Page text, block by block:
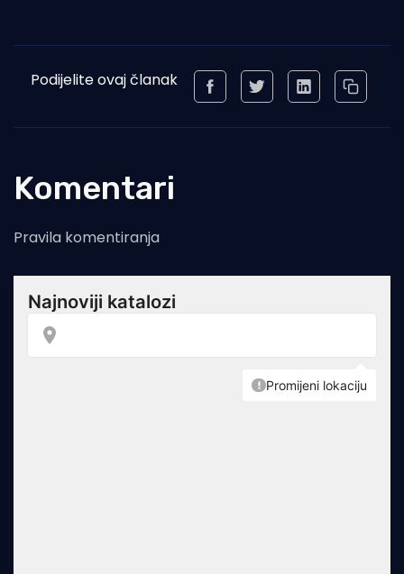
Podijelite ovaj članak
Komentari
Pravila komentiranja